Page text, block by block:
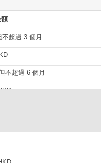
額
超過 3 個月
不超過 6 個月